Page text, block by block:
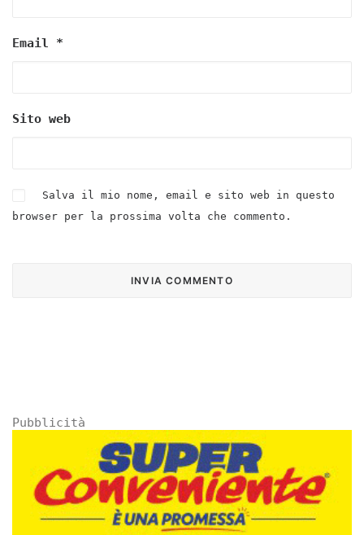
Email *
Sito web
Salva il mio nome, email e sito web in questo
browser per la prossima volta che commento.
Pubblicità